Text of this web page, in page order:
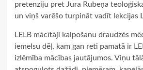
pretenziju pret Jura Rubeņa
un viņš varēšo turpināt vadīt lekcijas
LELB mācītāji kalpošanu draudzēs
iemelsu dēļ, kam gan reti pamatā ir
izlēmība mācības jautājumos. Viņu